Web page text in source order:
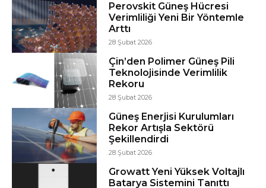
Perovskit Güneş Hücresi
Verimliliği Yeni Bir Yöntemle
Arttı
28 Şubat 2026
Çin’den Polimer Güneş Pili
Teknolojisinde Verimlilik
Rekoru
28 Şubat 2026
Güneş Enerjisi Kurulumları
Rekor Artışla Sektörü
Şekillendirdi
28 Şubat 2026
Growatt Yeni Yüksek Voltajlı
Batarya Sistemini Tanıttı